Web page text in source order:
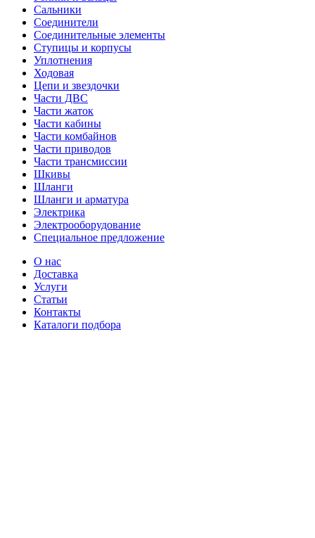
Сальники
Соединители
Соединительные элементы
Ступицы и корпусы
Уплотнения
Ходовая
Цепи и звездочки
Части ДВС
Части жаток
Части кабины
Части комбайнов
Части приводов
Части трансмиссии
Шкивы
Шланги
Шланги и арматура
Электрика
Электрооборудование
Специальное предложение
О нас
Доставка
Услуги
Статьи
Контакты
Каталоги подбора